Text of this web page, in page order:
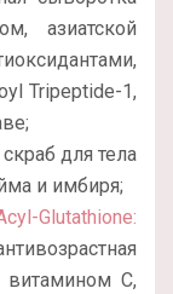
азиатской
Tripeptide-1,
для тела
и имбиря;
Glutathione:
витамином С,